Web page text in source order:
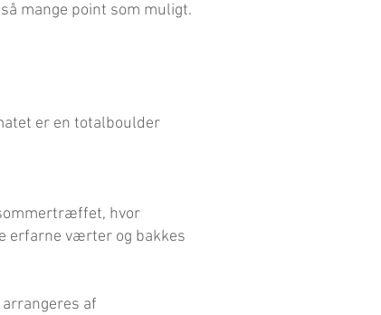
mange point som muligt.
er en totalboulder
hvor
erfarne værter og bakkes
af